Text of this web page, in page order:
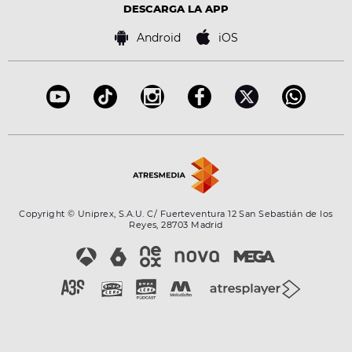
Bases de concursos
DESCARGA LA APP
Android iOS
Copyright © Uniprex, S.A.U. C/ Fuerteventura 12 San Sebastián de los
Reyes, 28703 Madrid